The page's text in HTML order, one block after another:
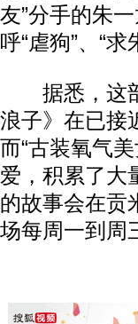
友”分手的朱
呼“虐狗”、“求
据悉，这部
浪子》在已接
而“古装氧气
爱，积累了大
的故事会在贡
场每周一到周